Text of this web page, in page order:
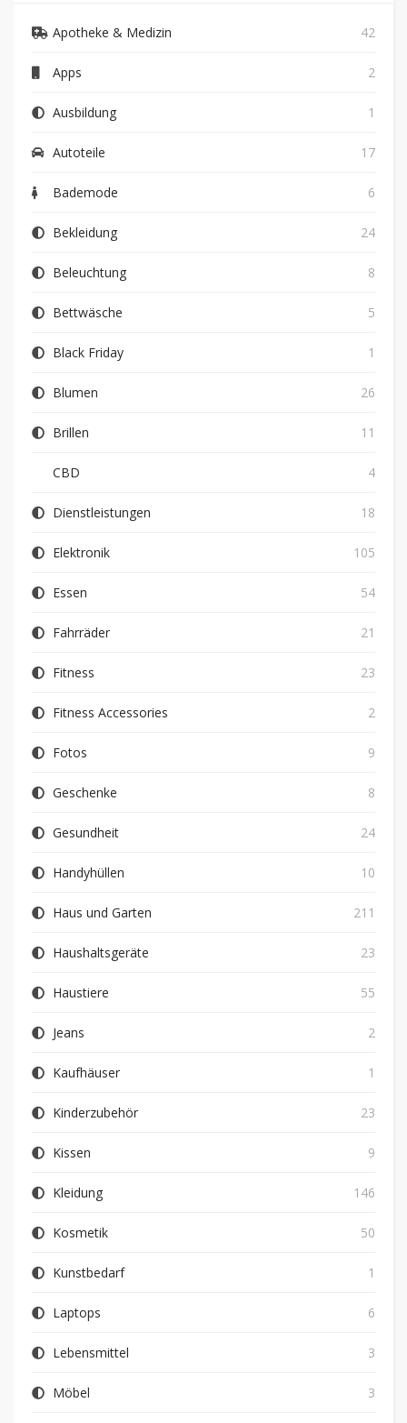
Apotheke & Medizin 42
Apps 2
Ausbildung 1
Autoteile 17
Bademode 6
Bekleidung 24
Beleuchtung 8
Bettwäsche 5
Black Friday 1
Blumen 26
Brillen 11
CBD 4
Dienstleistungen 18
Elektronik 105
Essen 54
Fahrräder 21
Fitness 23
Fitness Accessories 2
Fotos 9
Geschenke 8
Gesundheit 24
Handyhüllen 10
Haus und Garten 211
Haushaltsgeräte 23
Haustiere 55
Jeans 2
Kaufhäuser 1
Kinderzubehör 23
Kissen 9
Kleidung 146
Kosmetik 50
Kunstbedarf 1
Laptops 6
Lebensmittel 3
Möbel 3